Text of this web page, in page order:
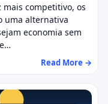
mais competitivo, os
uma alternativa
economia sem
Read More →